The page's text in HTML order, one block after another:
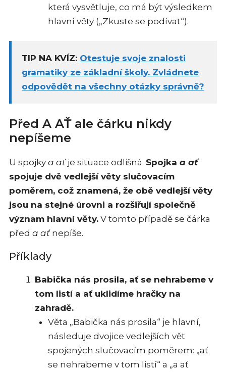
která vysvětluje, co má být výsledkem
hlavní věty („Zkuste se podívat“).
TIP NA KVÍZ: Otestuje svoje znalosti
gramatiky ze základní školy. Zvládnete
odpovědět na všechny otázky správně?
Před A AŤ ale čárku nikdy
nepíšeme
U spojky a aťje situace odlišná. Spojka a ať
spojuje dvě vedlejší věty slučovacím
poměrem, což znamená, že obě vedlejší věty
jsou na stejné úrovni a rozšiřují společně
význam hlavní věty. V tomto případě se čárka
před a aťnepíše.
Příklady
Babička nás prosila, ať se nehrabeme v
tom listí a ať uklidíme hračky na
zahradě.
Věta „Babička nás prosila“ je hlavní,
následuje dvojice vedlejších vět
spojených slučovacím poměrem: „ať
se nehrabeme v tom listí“ a „a ať